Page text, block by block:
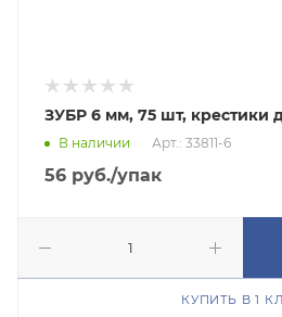
ЗУБР 6 мм, 75 шт, крестики
В наличии Арт.: 33811-6
56 руб./упак
КУПИТЬ В 1